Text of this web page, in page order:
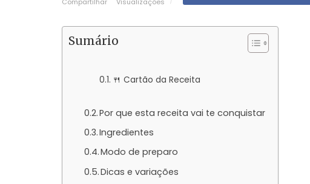
Compartilhar Visualizações
Sumário
🍴 Cartão da Receita
Por que esta receita vai te conquistar
Ingredientes
Modo de preparo
Dicas e variações